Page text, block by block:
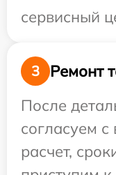
сервисный
3
Ремонт
После
согласуем
расчет,